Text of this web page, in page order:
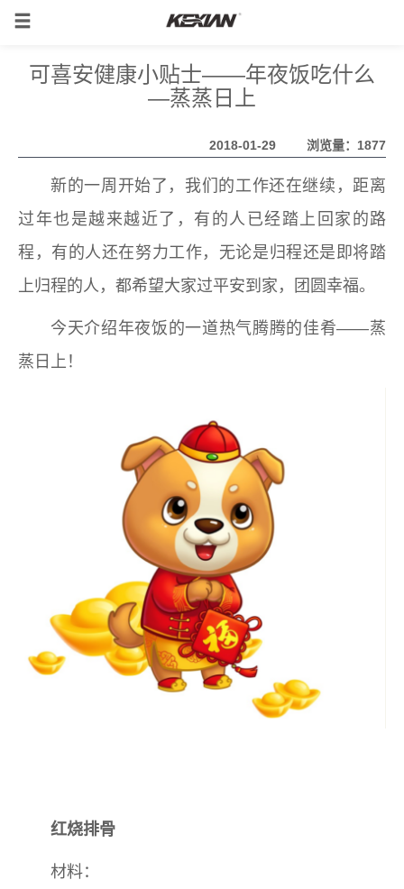
可喜安健康小贴士——年夜饭吃什么
—蒸蒸日上
2018-01-29 浏览量：1877
新的一周开始了，我们的工作还在继续，距离
过年也是越来越近了，有的人已经踏上回家的路
程，有的人还在努力工作，无论是归程还是即将踏
上归程的人，都希望大家过平安到家，团圆幸福。
今天介绍年夜饭的一道热气腾腾的佳肴——蒸
蒸日上！
红烧排骨
材料：